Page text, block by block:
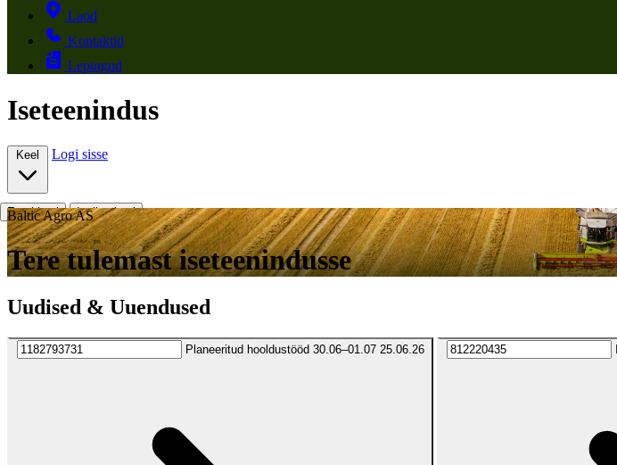
Laod
Kontaktid
Lepingud
Iseteenindus
Keel
Eesti keel Inglise keel
Logi sisse
Baltic Agro AS
Tere tulemast iseteenindusse
Uudised & Uuendused
Planeeritud hooldustööd 30.06–01.07 25.06.26